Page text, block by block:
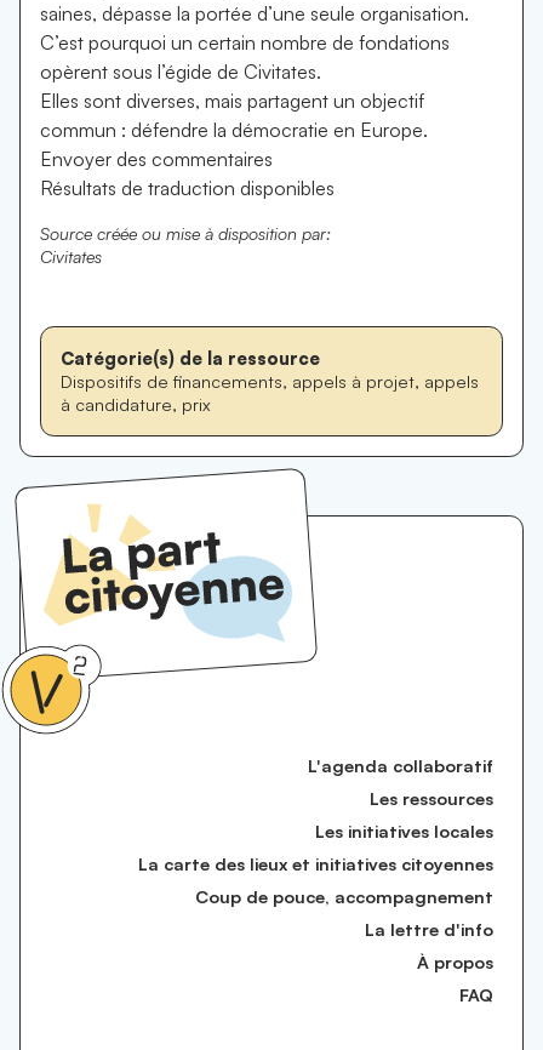
saines, dépasse la portée d’une seule organisation.
C’est pourquoi un certain nombre de fondations
opèrent sous l’égide de Civitates.
Elles sont diverses, mais partagent un objectif
commun : défendre la démocratie en Europe.
Envoyer des commentaires
Résultats de traduction disponibles
Source créée ou mise à disposition par:
Civitates
Catégorie(s) de la ressource
Dispositifs de financements, appels à projet, appels
à candidature, prix
L'agenda collaboratif
Les ressources
Les initiatives locales
La carte des lieux et initiatives citoyennes
Coup de pouce, accompagnement
La lettre d'info
À propos
FAQ